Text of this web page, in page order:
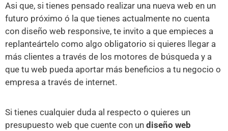
Asi que, si tienes pensado realizar una nueva web en un
futuro próximo ó la que tienes actualmente no cuenta
con diseño web responsive, te invito a que empieces a
replanteártelo como algo obligatorio si quieres llegar a
más clientes a través de los motores de búsqueda y a
que tu web pueda aportar más beneficios a tu negocio o
empresa a través de internet.
Si tienes cualquier duda al respecto o quieres un
presupuesto web que cuente con un diseño web